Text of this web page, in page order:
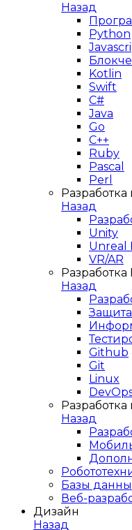
Назад
Python
Kotlin
Swift
C#
Java
Go
C++
Ruby
Pascal
Perl
Разработка
Назад
Unity
Unreal
VR/AR
Назад
Github
Git
Linux
Назад
Базы
Веб-
Дизайн
Назад